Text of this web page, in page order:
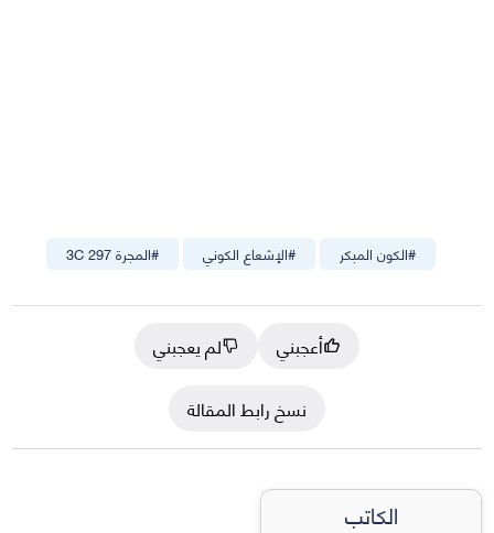
#المجرة 3C 297 #الإشعاع الكوني #الكون المبكر
أعجبني
لم يعجبني
نسخ رابط المقالة
الكاتب